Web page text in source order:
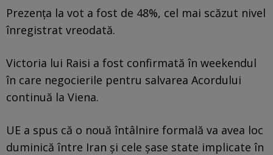
Prezenţa la vot a fost de 48%, cel mai scăzut nivel
înregistrat vreodată.
Victoria lui Raisi a fost confirmată în weekendul
în care negocierile pentru salvarea Acordului
continuă la Viena.
UE a spus că o nouă întâlnire formală va avea loc
duminică între Iran şi cele şase state implicate în